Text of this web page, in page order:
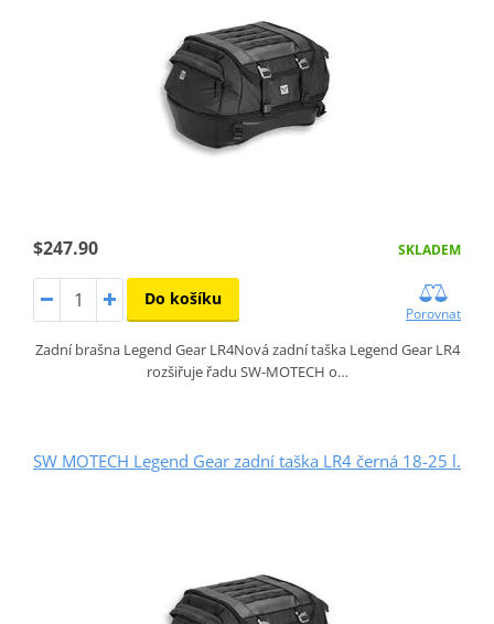
$247.90 SKLADEM
Do košíku
Porovnat
Zadní brašna Legend Gear LR4Nová zadní taška Legend Gear LR4
rozšiřuje řadu SW-MOTECH o…
SW MOTECH Legend Gear zadní taška LR4 černá 18-25 l.